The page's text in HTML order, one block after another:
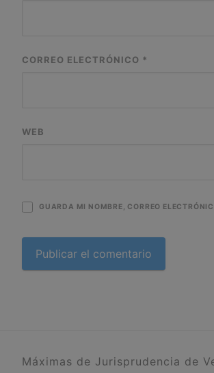
CORREO ELECTRÓNICO *
WEB
GUARDA MI NOMBRE, CORREO
Máximas de Jurisprudencia de